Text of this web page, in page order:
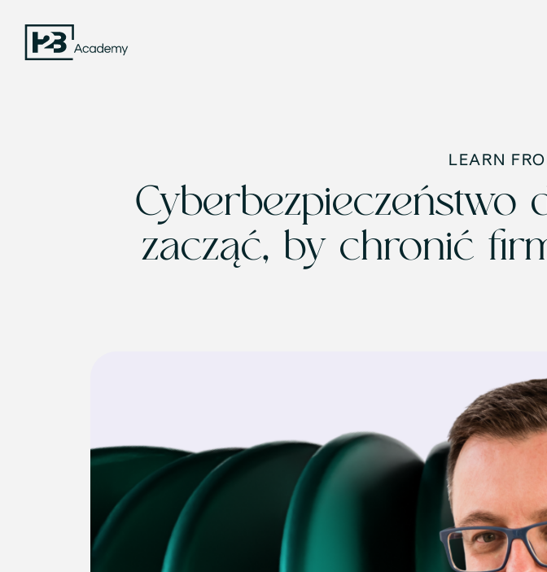
LEARN
Cyberbezpieczeństwo
zacząć, by chronić